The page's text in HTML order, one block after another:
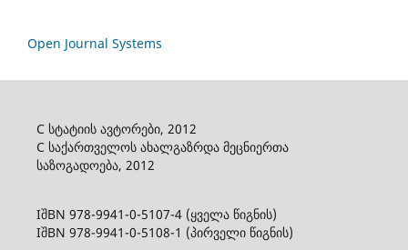
Open Journal Systems
C სტატიის ავტორები, 2012
C საქართველოს ახალგაზრდა მეცნიერთა
საზოგადოება, 2012
IშBN 978-9941-0-5107-4 (ყველა წიგნის)
IშBN 978-9941-0-5108-1 (პირველი წიგნის)